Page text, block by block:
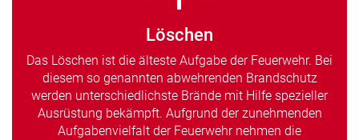
Löschen
Das Löschen ist die älteste Aufgabe der Feuerwehr. Bei
diesem so genannten abwehrenden Brandschutz
werden unterschiedlichste Brände mit Hilfe spezieller
Ausrüstung bekämpft. Aufgrund der zunehmenden
Aufgabenvielfalt der Feuerwehr nehmen die